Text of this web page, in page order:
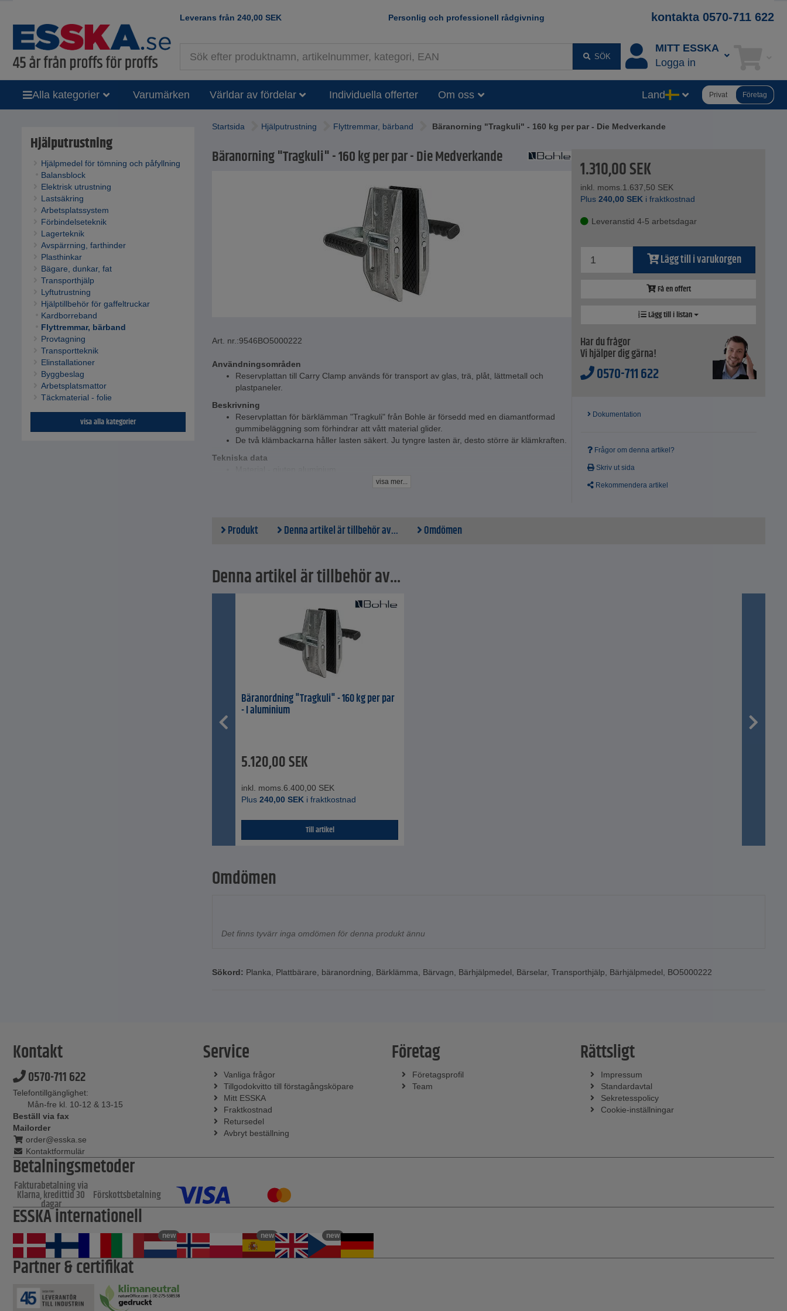
Leverans från 240,00 SEK Personlig och professionell rådgivning kontakta 0570-711 622
SÖK
MITT ESSKA
Logga in
Alla kategorier Varumärken Världar av fördelar Individuella offerter Om oss Land Privat Företag
Hjälputrustning
Hjälpmedel för tömning och påfyllning
Balansblock
Elektrisk utrustning
Lastsäkring
Arbetsplatssystem
Förbindelseteknik
Lagerteknik
Avspärrning, farthinder
Plasthinkar
Bägare, dunkar, fat
Transporthjälp
Lyftutrustning
Hjälptillbehör för gaffeltruckar
Kardborreband
Flyttremmar, bärband
Provtagning
Transportteknik
Elinstallationer
Byggbeslag
Arbetsplatsmattor
Täckmaterial - folie
visa alla kategorier
Startsida Hjälputrustning Flyttremmar, bärband Bäranorning "Tragkuli" - 160 kg per par - Die Medverkande
Bäranorning "Tragkuli" - 160 kg per par - Die Medverkande
Art. nr.:9546BO5000222
Användningsområden
Reservplattan till Carry Clamp används för transport av glas, trä, plåt, lättmetall och
plastpaneler.
Beskrivning
Reservplattan för bärklämman "Tragkuli" från Bohle är försedd med en diamantformad
gummibeläggning som förhindrar att vått material glider.
De två klämbackarna håller lasten säkert. Ju tyngre lasten är, desto större är klämkraften.
Tekniska data
visa mer...
1.310,00SEK
inkl. moms. 1.637,50 SEK
Plus240,00 SEK i fraktkostnad
Leveranstid 4-5 arbetsdagar
Lägg till i varukorgen
Få en offert
Lägg till i listan
Har du frågor
Vi hjälper dig gärna!
0570-711 622
Dokumentation
Frågor om denna artikel?
Skriv ut sida
Rekommendera artikel
Produkt Denna artikel är tillbehör av... Omdömen
Denna artikel är tillbehör av...
Bäranordning "Tragkuli" - 160 kg per par
- I aluminium
5.120,00SEK
inkl. moms.6.400,00 SEK
Plus 240,00 SEK i fraktkostnad
Till artikel
Omdömen
Det finns tyvärr inga omdömen för denna produkt ännu
Sökord: Planka, Plattbärare, bäranordning, Bärklämma, Bärvagn, Bärhjälpmedel, Bärselar, Transporthjälp, Bärhjälpmedel, BO5000222
Kontakt
0570-711 622
Telefontillgänglighet:
Mån-fre kl. 10-12 & 13-15
Beställ via fax
Mailorder
order@esska.se
Kontaktformulär
Service
Vanliga frågor
Tillgodokvitto till förstagångsköpare
Mitt ESSKA
Fraktkostnad
Retursedel
Avbryt beställning
Företag
Företagsprofil
Team
Rättsligt
Impressum
Standardavtal
Sekretesspolicy
Cookie-inställningar
Betalningsmetoder
Fakturabetalning via
Klarna, kredittid 30
dagar
Förskottsbetalning
ESSKA internationell
new new new
Partner & certifikat